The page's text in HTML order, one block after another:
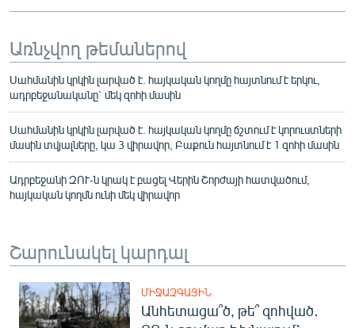
Առնչվող թեմաներով
Սահմանին կրկին լարված է. հայկական կողմը հայտնում է երկու,
ադրբեջանականը` մեկ զոհի մասին
Սահմանին կրկին լարված է. հայկական կողմը ճշտում է կորուստների
մասին տվյալները, կա 3 վիրավոր, Բաքուն հայտնում է 1 զոհի մասին
Ադրբեջանի ԶՈՒ-ն կրակ է բացել Վերին Շորժայի հատվածում,
հայկական կողմն ունի մեկ վիրավոր
Շարունակել կարդալ
ՄԻՋԱԶԳԱՅԻՆ
Անհետացա՞ծ, թե՞ զոհված․